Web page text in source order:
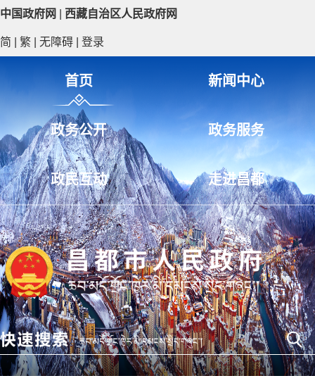
中国政府网 西藏自治区人民政府网
简 繁 无障碍 登录
首页 新闻中心
政务公开 政务服务
政民互动 走进昌都